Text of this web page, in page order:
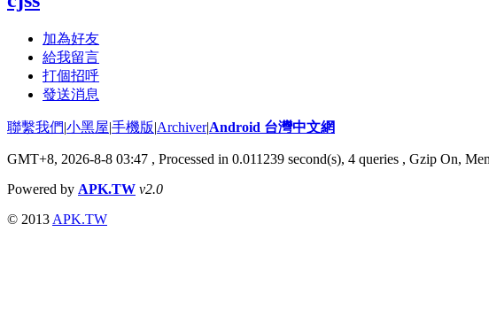
加為好友
給我留言
打個招呼
發送消息
聯繫我們|小黑屋|手機版|Archiver|Android 台灣中文網
GMT+8, 2026-8-8 03:47 , Processed in 0.011239 second(s), 4 queries , Gzip On,
Powered by APK.TW v2.0
© 2013 APK.TW